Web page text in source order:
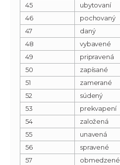
45
ubytovaní
46
pochovaný
47
daný
48
vybavené
49
pripravená
50
zapísané
51
zamerané
52
súdený
53
prekvapení
54
založená
55
unavená
56
spravené
57
obmedzené